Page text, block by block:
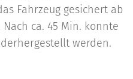
Fahrzeug gesichert ab
ca. 45 Min. konnte
werden.